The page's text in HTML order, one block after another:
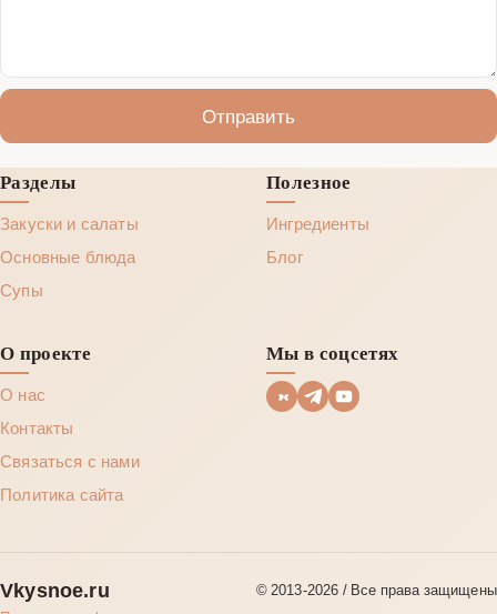
Отправить
Разделы
Закуски и салаты
Основные блюда
Супы
Полезное
Ингредиенты
Блог
О проекте
О нас
Контакты
Связаться с нами
Политика сайта
Мы в соцсетях
Vkysnoe.ru
© 2013‑2026 / Все права защищены